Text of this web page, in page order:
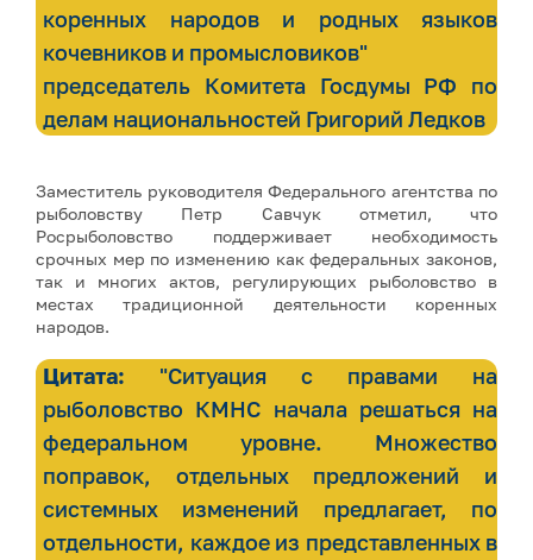
коренных народов и родных языков
кочевников и промысловиков"
председатель Комитета Госдумы РФ по
делам национальностей Григорий Ледков
Заместитель руководителя Федерального агентства по
рыболовству Петр Савчук отметил, что
Росрыболовство поддерживает необходимость
срочных мер по изменению как федеральных законов,
так и многих актов, регулирующих рыболовство в
местах традиционной деятельности коренных
народов.
Цитата: "Ситуация с правами на
рыболовство КМНС начала решаться на
федеральном уровне. Множество
поправок, отдельных предложений и
системных изменений предлагает, по
отдельности, каждое из представленных в